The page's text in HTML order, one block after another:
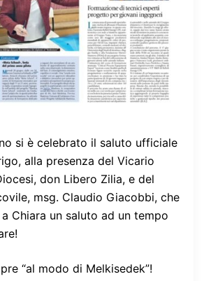
si è celebrato il saluto ufficiale
alla presenza del Vicario
don Libero Zilia, e del
msg. Claudio Giacobbi, che
Chiara un saluto ad un tempo
“al modo di Melkisedek”!